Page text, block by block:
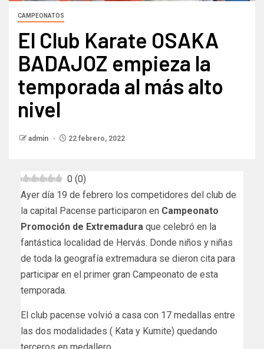
CAMPEONATOS
El Club Karate OSAKA
BADAJOZ empieza la
temporada al más alto
nivel
admin 22 febrero, 2022
0 (0)
Ayer día 19 de febrero los competidores del club de
la capital Pacense participaron en Campeonato
Promoción de Extremadura que celebró en la
fantástica localidad de Hervás. Donde niños y niñas
de toda la geografía extremadura se dieron cita para
participar en el primer gran Campeonato de esta
temporada.
El club pacense volvió a casa con 17 medallas entre
las dos modalidades ( Kata y Kumite) quedando